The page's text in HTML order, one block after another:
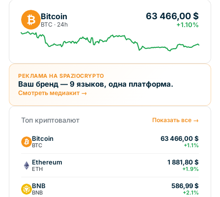
₿ Bitcoin
BTC · 24h
63 466,00 $
+1.10%
РЕКЛАМА НА SPAZIOCRYPTO
Ваш бренд — 9 языков, одна платформа.
Смотреть медиакит →
Топ криптовалют Показать все →
Bitcoin
BTC
63 466,00 $
+1.1%
Ethereum
ETH
1 881,80 $
+1.9%
BNB
BNB
586,99 $
+2.1%